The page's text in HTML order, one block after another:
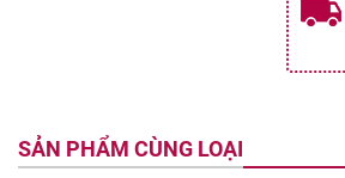
SẢN PHẨM CÙNG LOẠI